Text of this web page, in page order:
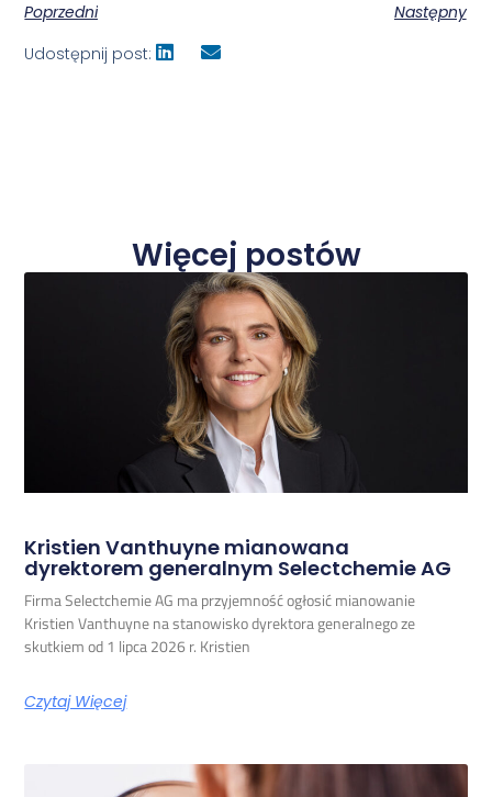
Poprzedni
Następny
Udostępnij post:
Więcej postów
Kristien Vanthuyne mianowana
dyrektorem generalnym Selectchemie AG
Firma Selectchemie AG ma przyjemność ogłosić mianowanie
Kristien Vanthuyne na stanowisko dyrektora generalnego ze
skutkiem od 1 lipca 2026 r. Kristien
Czytaj Więcej